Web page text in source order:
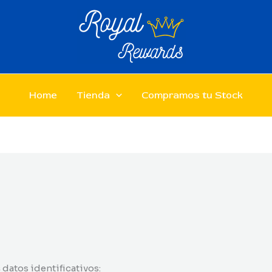
Home Tienda Compramos tu Stock
datos identificativos: